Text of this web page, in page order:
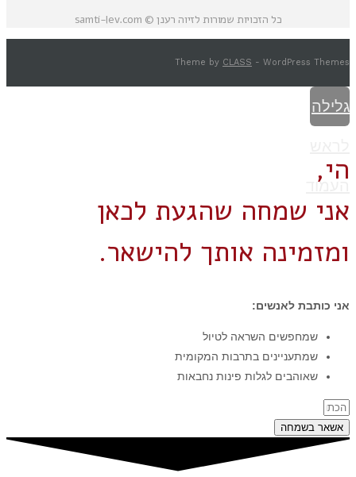
כל הזכויות שמורות לזיוה רענן © samti-lev.com
Theme by CLASS - WordPress Themes
גלילה
העמוד
הי,
אני שמחה שהגעת לכאן
ומזמינה אותך להישאר.
אני כותבת לאנשים:
שמחפשים השראה לטיול
שמתעניינים בתרבות המקומית
שאוהבים לגלות פינות נחבאות
אשאר בשמחה